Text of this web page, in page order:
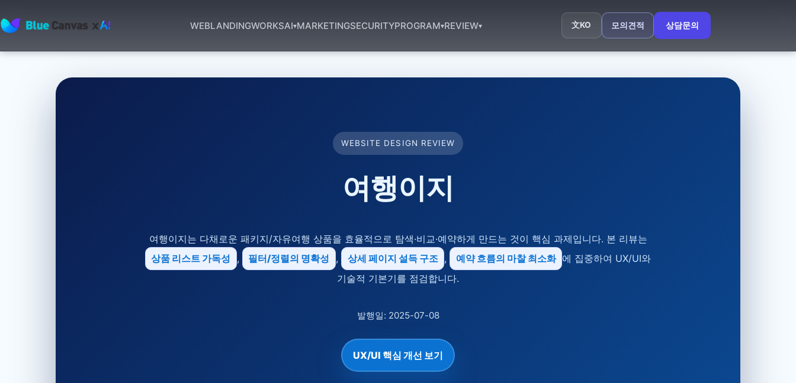
BLUECANVAS
WEBLANDINGWORKSAI▾MARKETINGSECURITYPROGRAM▾REVIEW▾ 文KO 모의견적 상담문의
WEBSITE DESIGN REVIEW
여행이지
여행이지는 다채로운 패키지/자유여행 상품을 효율적으로 탐색·비교·예약하게 만드는 것이 핵심 과제입니다. 본 리뷰는
상품 리스트 가독성
, 필터/정렬의 명확성 , 상세 페이지 설득 구조 , 예약 흐름의 마찰 최소화 에 집중하여 UX/UI와
기술적 기본기를 점검합니다.
발행일: 2025-07-08
UX/UI 핵심 개선 보기